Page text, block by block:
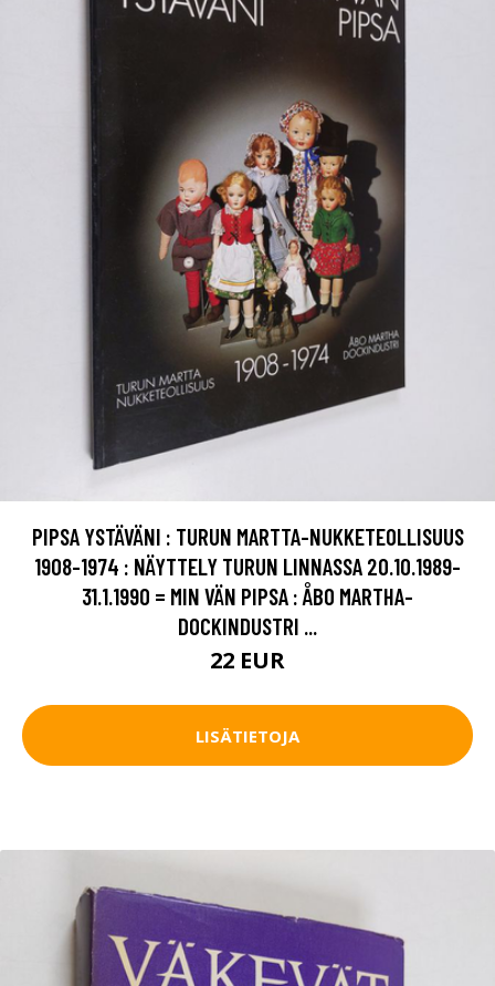
PIPSA YSTÄVÄNI : TURUN MARTTA-NUKKETEOLLISUUS
1908-1974 : NÄYTTELY TURUN LINNASSA 20.10.1989-
31.1.1990 = MIN VÄN PIPSA : ÅBO MARTHA-
DOCKINDUSTRI ...
22 EUR
LISÄTIETOJA